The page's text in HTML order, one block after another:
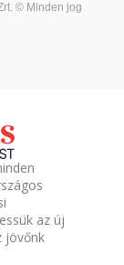
© Minden jog
az új
jövőnk